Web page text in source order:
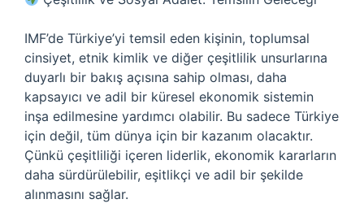
IMF’de Türkiye’yi temsil eden kişinin, toplumsal
cinsiyet, etnik kimlik ve diğer çeşitlilik unsurlarına
duyarlı bir bakış açısına sahip olması, daha
kapsayıcı ve adil bir küresel ekonomik sistemin
inşa edilmesine yardımcı olabilir. Bu sadece Türkiye
için değil, tüm dünya için bir kazanım olacaktır.
Çünkü çeşitliliği içeren liderlik, ekonomik kararların
daha sürdürülebilir, eşitlikçi ve adil bir şekilde
alınmasını sağlar.